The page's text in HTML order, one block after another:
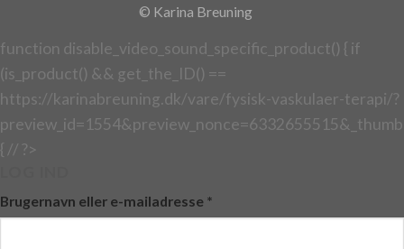
© Karina Breuning
function disable_video_sound_specific_product() { if
(is_product() && get_the_ID() ==
https://karinabreuning.dk/vare/fysisk-vaskulaer-terapi/?
{ // ?>
Brugernavn eller e-mailadresse *